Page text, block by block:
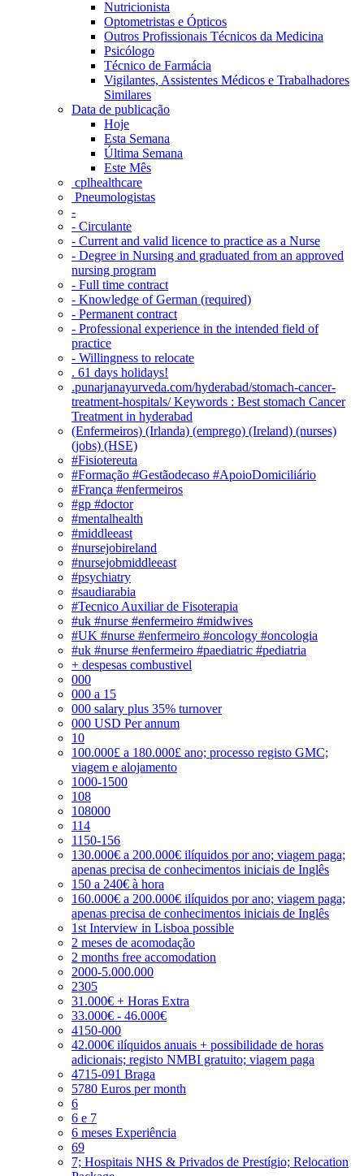
Nutricionista
Optometristas e Ópticos
Outros Profissionais Técnicos da Medicina
Psicólogo
Técnico de Farmácia
Vigilantes, Assistentes Médicos e Trabalhadores
Similares
Data de publicação
Hoje
Esta Semana
Última Semana
Este Mês
‎ cplhealthcare‬
Pneumologistas
-
- Circulante
- Current and valid licence to practice as a Nurse
- Degree in Nursing and graduated from an approved
nursing program
- Full time contract
- Knowledge of German (required)
- Permanent contract
- Professional experience in the intended field of
practice
- Willingness to relocate
. 61 days holidays!
.punarjanayurveda.com/hyderabad/stomach-cancer-
treatment-hospitals/ Keywords : Best stomach Cancer
Treatment in hyderabad
(Enfermeiros) (Irlanda) (emprego) (Ireland) (nurses)
(jobs) (HSE)
#Fisiotereuta
#Formação #Gestãodecaso #ApoioDomiciliário
#França #enfermeiros
#gp #doctor
#mentalhealth
#middleeast
#nursejobireland
#nursejobmiddleeast
#psychiatry
#saudiarabia
#Tecnico Auxiliar de Fisoterapia
#uk #nurse #enfermeiro #midwives
#UK #nurse #enfermeiro #oncology #oncologia
#uk #nurse #enfermeiro #paediatric #pediatria
+ despesas combustivel
000
000 a 15
000 salary plus 35% turnover
000 USD Per annum
10
100.000£ a 180.000£ ano; processo registo GMC;
viagem e alojamento
1000-1500
108
108000
114
1150-156
130.000€ a 200.000€ ilíquidos por ano; viagem paga;
apenas precisa de conhecimentos iniciais de Inglês
150 a 240€ à hora
160.000€ a 200.000€ ilíquidos por ano; viagem paga;
apenas precisa de conhecimentos iniciais de Inglês
1st Interview in Lisboa possible
2 meses de acomodação
2 months free accomodation
2000-5.000.000
2305
31.000€ + Horas Extra
33.000€ - 46.000€
4150-000
42.000€ ilíquidos anuais + possibilidade de horas
adicionais; registo NMBI gratuito; viagem paga
4715-091 Braga
5780 Euros per month
6
6 e 7
6 meses Experiência
69
7; Hospitais NHS & Privados de Prestígio; Relocation